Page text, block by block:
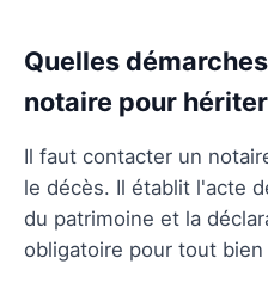
Quelles
notaire pour
Il faut contacter un
le décès. Il établit l'acte
du patrimoine et la
obligatoire pour tout bien